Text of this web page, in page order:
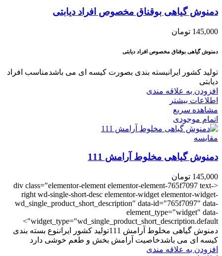
دمنوش گیاهی بوقناق مخصوص افراد دیابتی
145,000 تومان
دمنوش گیاهی بوقناق مخصوص افراد دیابتی
تولید کشور ایرانبسته بندی بصورت کیسه ای می باشدمناسب افراد
دیابتی
افزودن به علاقه مندی
اطلاعات بیشتر
مشاهده سریع
اتمام موجودی
مقایسه
دمنوش گیاهی مخلوط آرامش 111
145,000 تومان
<div class="elementor-element elementor-element-765f7097 text-
right wd-single-short-desc elementor-widget elementor-widget-
wd_single_product_short_description" data-id="765f7097" data-
element_type="widget" data-
widget_type="wd_single_product_short_description.default">
دمنوش گیاهی مخلوط آرامش 111تولید کشور ایراننوع بسته بندی
کیسه ای می باشدخاصیت آرامش بخش و طعم خوشی دارد
افزودن به علاقه مندی